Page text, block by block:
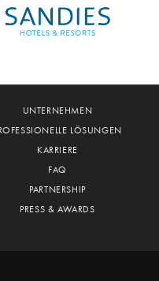
UNTERNEHMEN
LÖSUNGEN
KARRIERE
FAQ
PARTNERSHIP
PRESS & AWARDS